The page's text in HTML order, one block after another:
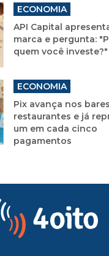
ECONOMIA
API Capital
marca e pergunta:
quem você investe?"
ECONOMIA
Pix avança nos
restaurantes e já
um em cada cinco
pagamentos